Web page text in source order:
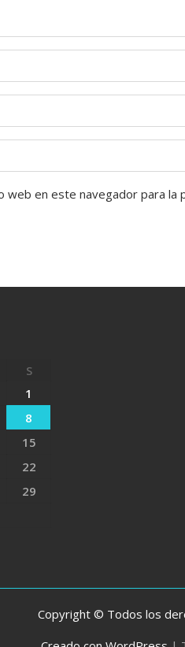
en este navegador para la
S
1
8
15
22
29
Copyright © Todos los